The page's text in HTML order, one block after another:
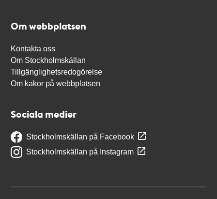
Om webbplatsen
Kontakta oss
Om Stockholmskällan
Tillgänglighetsredogörelse
Om kakor på webbplatsen
Sociala medier
Stockholmskällan på Facebook
Stockholmskällan på Instagram